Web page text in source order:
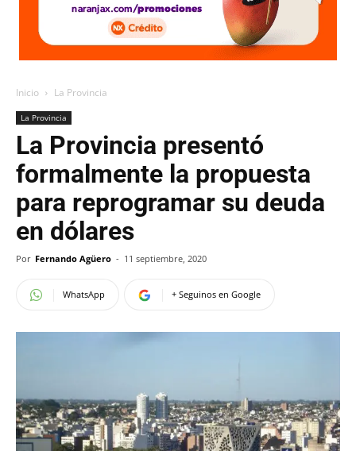
Inicio La Provincia
La Provincia
La Provincia presentó
formalmente la propuesta
para reprogramar su deuda
en dólares
Por Fernando Agüero - 11 septiembre, 2020
WhatsApp + Seguinos en Google